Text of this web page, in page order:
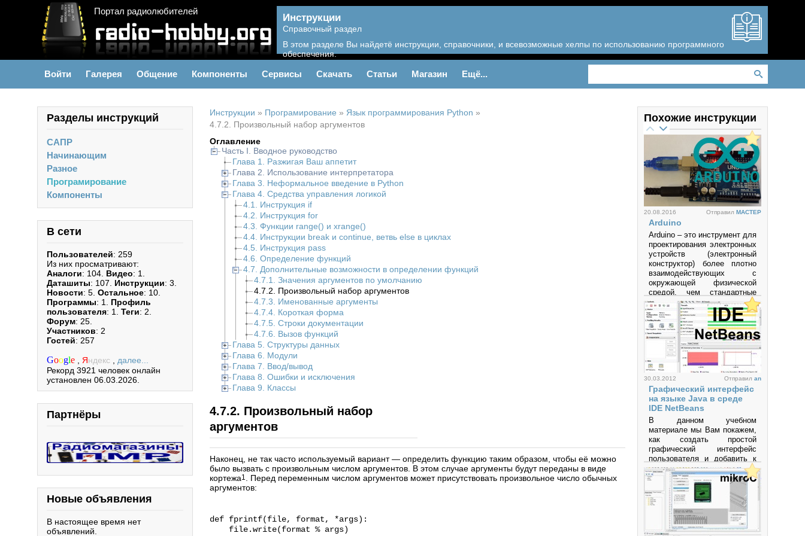
Портал радиолюбителей
Инструкции
Справочный раздел
В этом разделе Вы найдетё инструкции, справочники, и всевозможные хелпы по использованию программного
обеспечения.
Войти Галерея Общение Компоненты Сервисы Скачать Статьи Магазин Ещё...
Разделы инструкций
САПР
Начинающим
Разное
Програмирование
Компоненты
В сети
Пользователей: 259
Из них просматривают:
Аналоги: 104. Видео: 1.
Даташиты: 107. Инструкции: 3.
Новости: 5. Остальное: 10.
Программы: 1. Профиль
пользователя: 1. Теги: 2.
Форум: 25.
Участников: 2
Гостей: 257
Google Яндекс
далее...
Рекорд 3921 человек онлайн
установлен 06.03.2026.
Партнёры
Новые объявления
В настоящее время нет
объявлений.
Инструкции » Програмирование » Язык программирования Python »
4.7.2. Произвольный набор аргументов
Оглавление
Часть I. Вводное руководство
Глава 1. Разжигая Ваш аппетит
Глава 2. Использование интерпретатора
Глава 3. Неформальное введение в Python
Глава 4. Средства управления логикой
4.1. Инструкция if
4.2. Инструкция for
4.3. Функции range() и xrange()
4.4. Инструкции break и continue, ветвь else в циклах
4.5. Инструкция pass
4.6. Определение функций
4.7. Дополнительные возможности в определении функций
4.7.1. Значения аргументов по умолчанию
4.7.2. Произвольный набор аргументов
4.7.3. Именованные аргументы
4.7.4. Короткая форма
4.7.5. Строки документации
4.7.6. Вызов функций
Глава 5. Структуры данных
Глава 6. Модули
Глава 7. Ввод/вывод
Глава 8. Ошибки и исключения
Глава 9. Классы
4.7.2. Произвольный набор
аргументов
Наконец, не так часто используемый вариант — определить функцию таким образом, чтобы её можно
было вызвать с произвольным числом аргументов. В этом случае аргументы будут переданы в виде
кортежа1
. Перед переменным числом аргументов может присутствовать произвольное число обычных
аргументов:
def fprintf(file, format, *args):
file.write(format % args)
Похожие инструкции
20.08.2016 Отправил MACTEP
Arduino
Arduino – это инструмент для
проектирования электронных
устройств (электронный
конструктор) более плотно
взаимодействующих с
окружающей физической
средой, чем стандартные
персональные компьютеры,
которые фактически не
выходят за рамки
виртуальности. Это
платформа,
предназначенная для
«physical computing» с
открытым программным
кодом, построенная на
простой печатной плате с
современной средой для
написания программного
обеспечения.
Просмотров: 596329
30.03.2012 Отправил an
Графический интерфейс
на языке Java в среде
IDE NetBeans
В данном учебном
материале мы Вам покажем,
как создать простой
графический интерфейс
пользователя и добавить к
нему несложной
функциональности.
Просмотров: 64687